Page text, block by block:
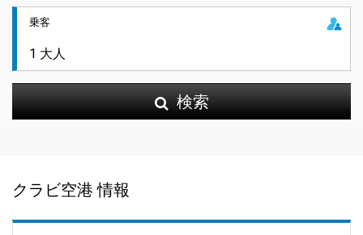
乗客
検索
クラビ空港 情報